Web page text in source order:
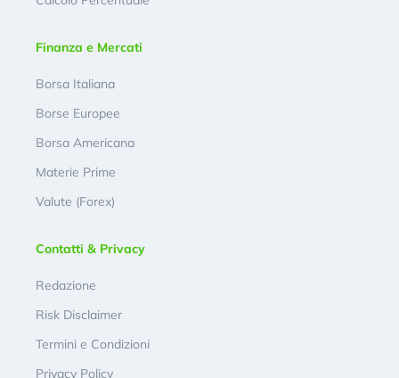
Finanza e Mercati
Borsa Italiana
Borse Europee
Borsa Americana
Materie Prime
Valute (Forex)
Contatti & Privacy
Redazione
Risk Disclaimer
Termini e Condizioni
Privacy Policy